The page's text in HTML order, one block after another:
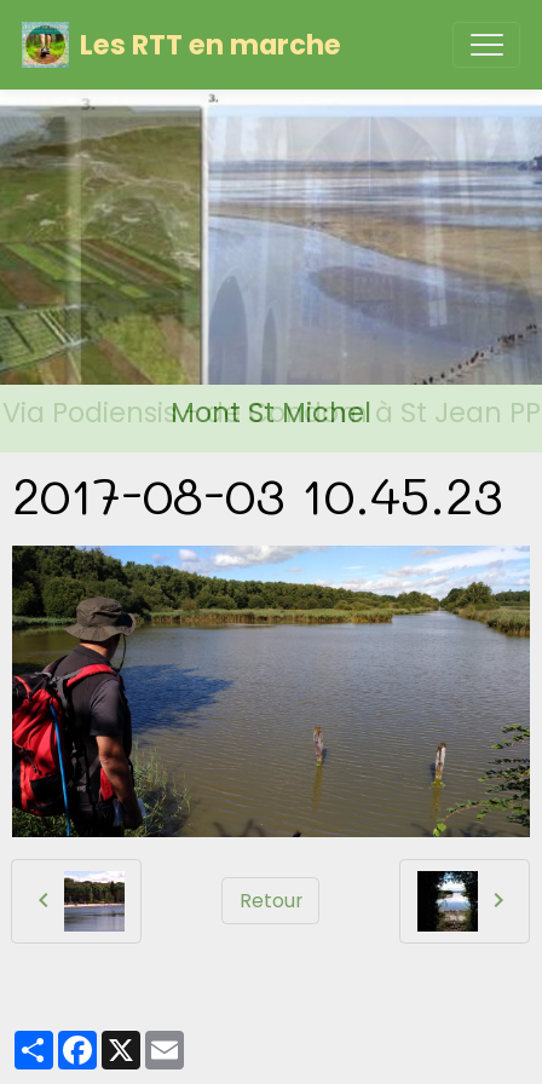
Les RTT en marche
Mont St Michel
Via Podiensis - de Condom à St Jean PP
2017-08-03 10.45.23
Retour
PartagerFacebook
X